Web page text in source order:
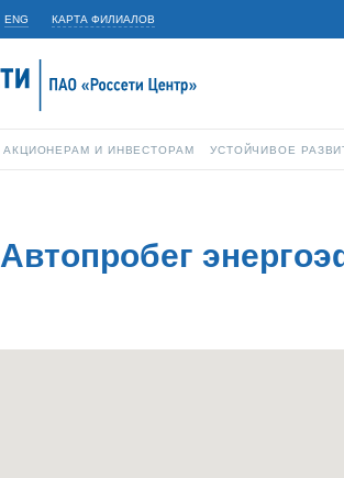
ENG КАРТА ФИЛИАЛОВ
АКЦИОНЕРАМ И ИНВЕСТОРАМ УСТОЙЧИВОЕ
Автопробег